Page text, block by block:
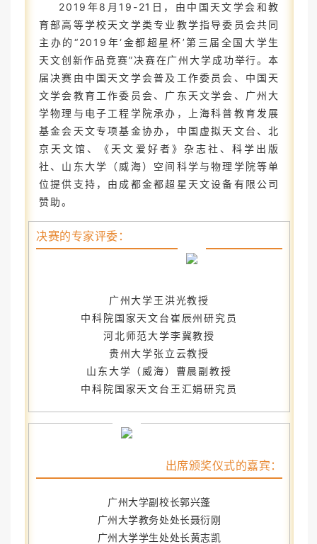
2019年8月19-21日，由中国天文学会和教
育部高等学校天文学类专业教学指导委员会共同
主办的“2019年‘金都超星杯’第三届全国大学生
天文创新作品竞赛”决赛在广州大学成功举行。本
届决赛由中国天文学会普及工作委员会、中国天
文学会教育工作委员会、广东天文学会、广州大
学物理与电子工程学院承办，上海科普教育发展
基金会天文专项基金协办，中国虚拟天文台、北
京天文馆、《天文爱好者》杂志社、科学出版
社、山东大学（威海）空间科学与物理学院等单
位提供支持，由成都金都超星天文设备有限公司
赞助。
决赛的专家评委：
广州大学王洪光教授
中科院国家天文台崔辰州研究员
河北师范大学李冀教授
贵州大学张立云教授
山东大学（威海）曹晨副教授
中科院国家天文台王汇娟研究员
出席颁奖仪式的嘉宾：
广州大学副校长郭兴蓬
广州大学教务处处长聂衍刚
广州大学学生处处长黄志凯